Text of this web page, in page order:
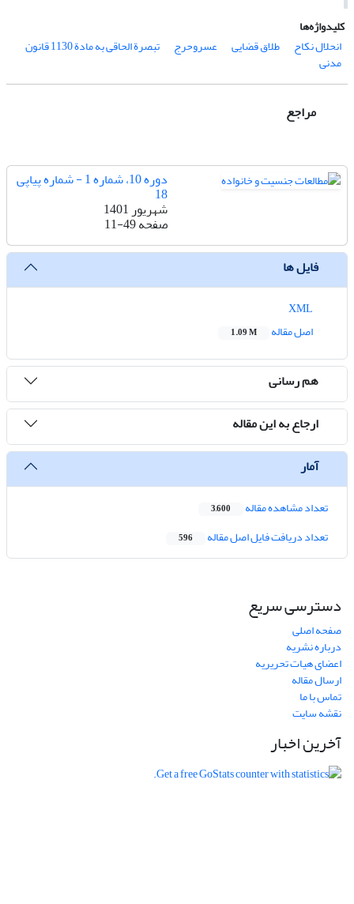
کلیدواژه‌ها
انحلال نکاح
طلاق قضایی ‌‌عسروحرج تبصرة الحاقی به مادة 1130 قانون
مدنی
مراجع
دوره 10، شماره 1 - شماره پیاپی
18
شهریور 1401
صفحه11-49
فایل ها
اصل مقاله
1.09 M
هم رسانی
ارجاع به این مقاله
آمار
تعداد مشاهده مقاله 3,600
تعداد دریافت فایل اصل مقاله 596
دسترسی سریع
صفحه اصلی
درباره نشریه
اعضای هیات تحریریه
ارسال مقاله
تماس با ما
نقشه سایت
آخرین اخبار